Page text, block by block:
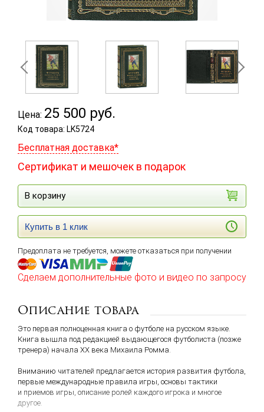
Цена: 25 500 руб.
Код товара: LK5724
Бесплатная доставка*
Сертификат и мешочек в подарок
В корзину
Купить в 1 клик
Предоплата не требуется, можете отказаться при получении
Сделаем дополнительные фото и видео по запросу
Описание товара
Это первая полноценная книга о футболе на русском языке.
Книга вышла под редакцией выдающегося футболиста (позже
тренера) начала XX века Михаила Ромма.
Вниманию читателей предлагается история развития футбола,
первые международные правила игры, основы тактики
и приемов игры, описание ролей каждого игрока и многое
другое.